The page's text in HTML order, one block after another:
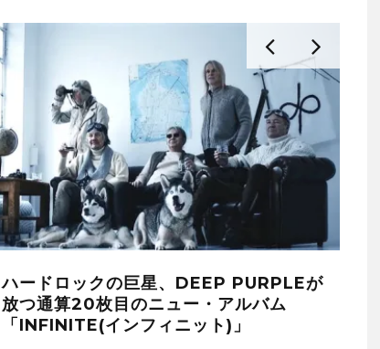
ハードロックの巨星、DEEP PURPLEが
放つ通算20枚目のニュー・アルバム
「INFINITE(インフィニット)」